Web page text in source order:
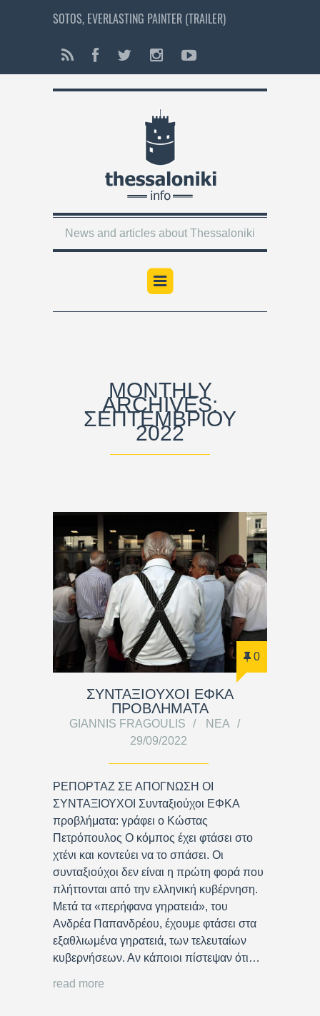
SOTOS, EVERLASTING PAINTER (TRAILER)
News and articles about Thessaloniki
MONTHLY
ARCHIVES:
ΣΕΠΤΕΜΒΡΊΟΥ
2022
0
ΣΥΝΤΑΞΙΟΥΧΟΙ ΕΦΚΑ
ΠΡΟΒΛΗΜΑΤΑ
GIANNIS FRAGOULIS
ΝΈΑ
29/09/2022
ΡΕΠΟΡΤΑΖ ΣΕ ΑΠΟΓΝΩΣΗ ΟΙ
ΣΥΝΤΑΞΙΟΥΧΟΙ Συνταξιούχοι ΕΦΚΑ
προβλήματα: γράφει ο Κώστας
Πετρόπουλος Ο κόμπος έχει φτάσει στο
χτένι και κοντεύει να το σπάσει. Οι
συνταξιούχοι δεν είναι η πρώτη φορά που
πλήττονται από την ελληνική κυβέρνηση.
Μετά τα «περήφανα γηρατειά», του
Ανδρέα Παπανδρέου, έχουμε φτάσει στα
εξαθλιωμένα γηρατειά, των τελευταίων
κυβερνήσεων. Αν κάποιοι πίστεψαν ότι…
read more